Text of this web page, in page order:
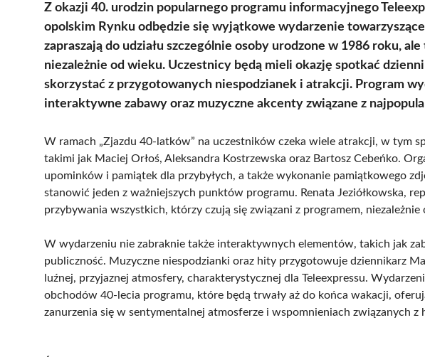
Z okazji 40. urodzin popularnego programu informacyjnego
opolskim Rynku odbędzie się wyjątkowe wydarzenie
zapraszają do udziału szczególnie osoby urodzone w 1986 roku,
niezależnie od wieku. Uczestnicy będą mieli okazję spotkać
skorzystać z przygotowanych niespodzianek i atrakcji. Program
interaktywne zabawy oraz muzyczne akcenty związane z
W ramach „Zjazdu 40-latków” na uczestników czeka wiele atrakcji, w tym
takimi jak Maciej Orłoś, Aleksandra Kostrzewska oraz Bartosz Cebeńko.
upominków i pamiątek dla przybyłych, a także wykonanie pamiątkowego
stanowić jeden z ważniejszych punktów programu. Renata Jeziółkowska,
przybywania wszystkich, którzy czują się związani z programem, niezależnie
W wydarzeniu nie zabraknie także interaktywnych elementów, takich jak
publiczność. Muzyczne niespodzianki oraz hity przygotowuje dziennikarz
luźnej, przyjaznej atmosfery, charakterystycznej dla Teleexpressu.
obchodów 40-lecia programu, które będą trwały aż do końca wakacji,
zanurzenia się w sentymentalnej atmosferze i wspomnieniach związanych z